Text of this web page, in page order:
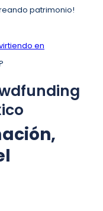
patrimonio!
en
?